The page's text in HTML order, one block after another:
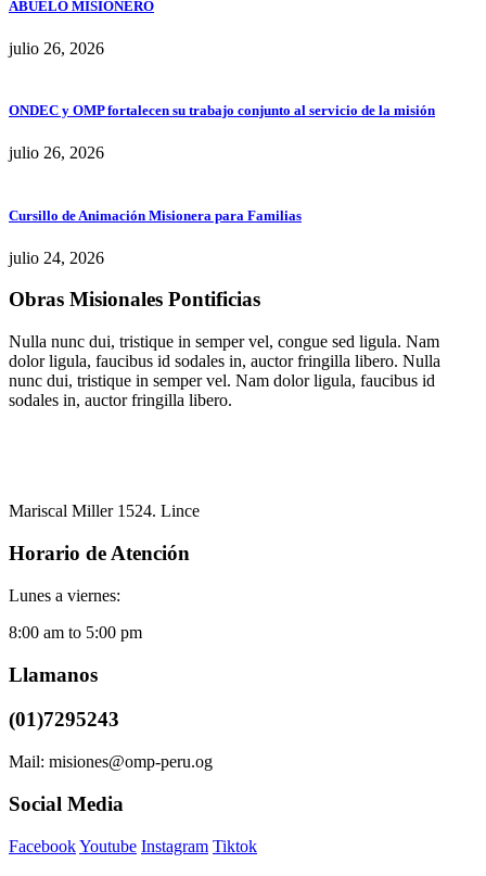
ABUELO MISIONERO
julio 26, 2026
ONDEC y OMP fortalecen su trabajo conjunto al servicio de la misión
julio 26, 2026
Cursillo de Animación Misionera para Familias
julio 24, 2026
Obras Misionales Pontificias
Nulla nunc dui, tristique in semper vel, congue sed ligula. Nam
dolor ligula, faucibus id sodales in, auctor fringilla libero. Nulla
nunc dui, tristique in semper vel. Nam dolor ligula, faucibus id
sodales in, auctor fringilla libero.
Mariscal Miller 1524. Lince
Horario de Atención
Lunes a viernes:
8:00 am to 5:00 pm
Llamanos
(01)7295243
Mail: misiones@omp-peru.og
Social Media
FacebookYoutube Instagram Tiktok